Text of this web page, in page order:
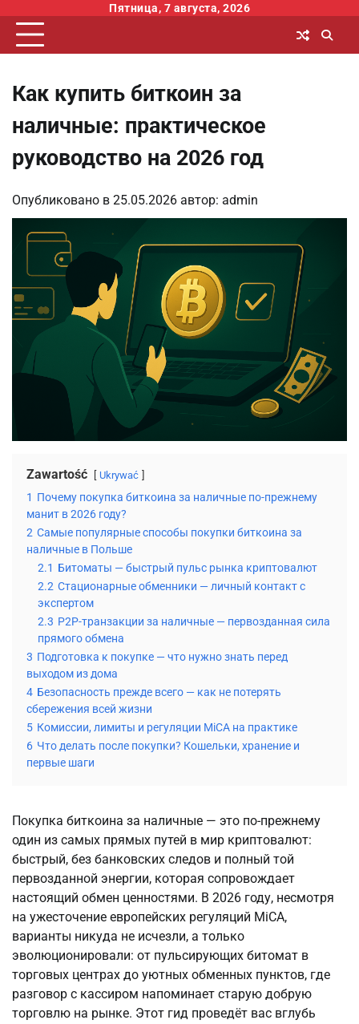
содержимому
Пятница, 7 августа, 2026
Как купить биткоин за
наличные: практическое
руководство на 2026 год
Опубликовано в 25.05.2026 автор: admin
Zawartość Ukrywać
1 Почему покупка биткоина за наличные по-прежнему
манит в 2026 году?
2 Самые популярные способы покупки биткоина за
наличные в Польше
2.1 Битоматы — быстрый пульс рынка криптовалют
2.2 Стационарные обменники — личный контакт с
экспертом
2.3 P2P-транзакции за наличные — первозданная сила
прямого обмена
3 Подготовка к покупке — что нужно знать перед
выходом из дома
4 Безопасность прежде всего — как не потерять
сбережения всей жизни
5 Комиссии, лимиты и регуляции MiCA на практике
6 Что делать после покупки? Кошельки, хранение и
первые шаги
Покупка биткоина за наличные — это по-прежнему
один из самых прямых путей в мир криптовалют:
быстрый, без банковских следов и полный той
первозданной энергии, которая сопровождает
настоящий обмен ценностями. В 2026 году, несмотря
на ужесточение европейских регуляций MiCA,
варианты никуда не исчезли, а только
эволюционировали: от пульсирующих битомат в
торговых центрах до уютных обменных пунктов, где
разговор с кассиром напоминает старую добрую
торговлю на рынке. Этот гид проведёт вас вглубь